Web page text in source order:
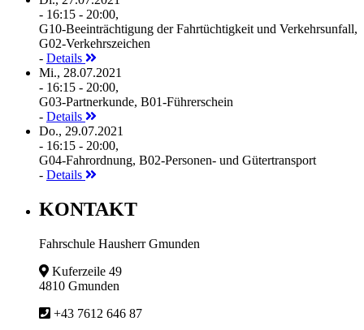
- 16:15 - 20:00,
G10-Beeinträchtigung der Fahrtüchtigkeit und Verkehrsunfall,
G02-Verkehrszeichen
- Details
Mi., 28.07.2021
- 16:15 - 20:00,
G03-Partnerkunde, B01-Führerschein
- Details
Do., 29.07.2021
- 16:15 - 20:00,
G04-Fahrordnung, B02-Personen- und Gütertransport
- Details
KONTAKT
Fahrschule Hausherr Gmunden
Kuferzeile 49
4810 Gmunden
+43 7612 646 87